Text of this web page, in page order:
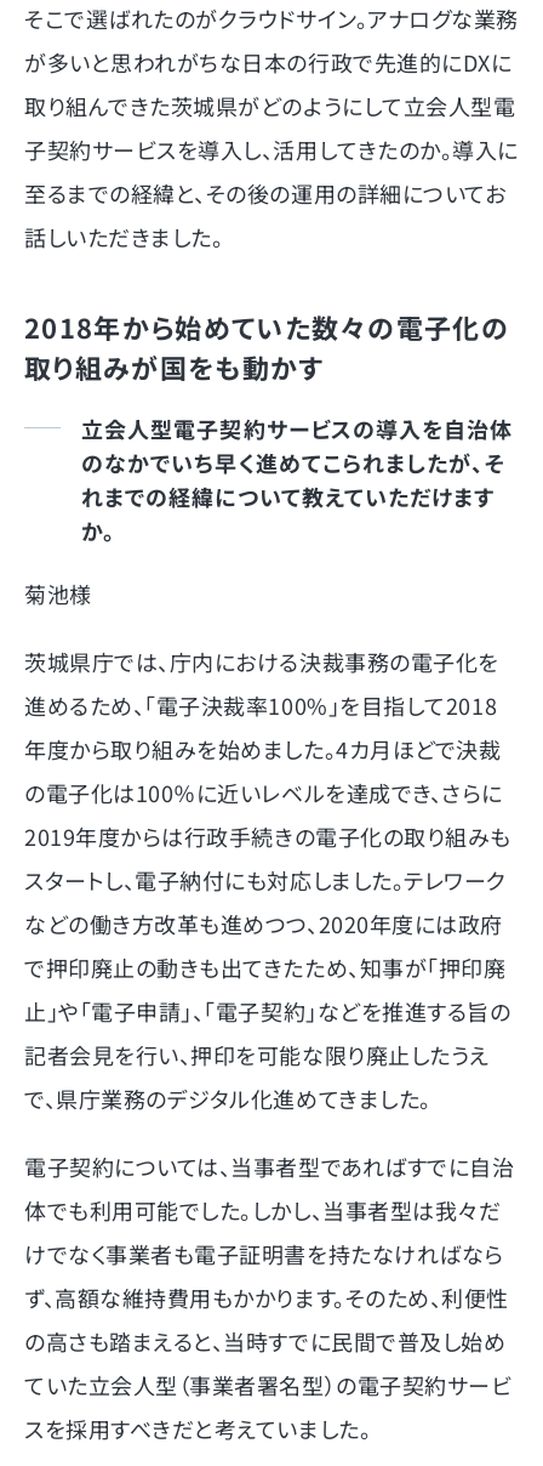
そこで選ばれたのがクラウドサイン。アナログな業務
が多いと思われがちな日本の行政で先進的にDXに
取り組んできた茨城県がどのようにして立会人型電
子契約サービスを導入し、活用してきたのか。導入に
至るまでの経緯と、その後の運用の詳細についてお
話しいただきました。
2018年から始めていた数々の電子化の
取り組みが国をも動かす
立会人型電子契約サービスの導入を自治体
のなかでいち早く進めてこられましたが、そ
れまでの経緯について教えていただけます
か。
菊池様
茨城県庁では、庁内における決裁事務の電子化を
進めるため、「電子決裁率100%」を目指して2018
年度から取り組みを始めました。4カ月ほどで決裁
の電子化は100％に近いレベルを達成でき、さらに
2019年度からは行政手続きの電子化の取り組みも
スタートし、電子納付にも対応しました。テレワーク
などの働き方改革も進めつつ、2020年度には政府
で押印廃止の動きも出てきたため、知事が「押印廃
止」や「電子申請」、「電子契約」などを推進する旨の
記者会見を行い、押印を可能な限り廃止したうえ
で、県庁業務のデジタル化進めてきました。
電子契約については、当事者型であればすでに自治
体でも利用可能でした。しかし、当事者型は我々だ
けでなく事業者も電子証明書を持たなければなら
ず、高額な維持費用もかかります。そのため、利便性
の高さも踏まえると、当時すでに民間で普及し始め
ていた立会人型（事業者署名型）の電子契約サービ
スを採用すべきだと考えていました。